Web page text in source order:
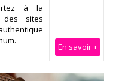
En savoir +
à la
des sites